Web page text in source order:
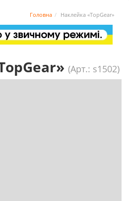
Головна Наклейка «TopGear»
(Арт.: s1502)